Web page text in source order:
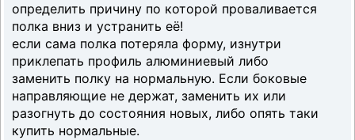
определить причину по которой проваливается
полка вниз и устранить её!
если сама полка потеряла форму, изнутри
приклепать профиль алюминиевый либо
заменить полку на нормальную. Если боковые
направляющие не держат, заменить их или
разогнуть до состояния новых, либо опять таки
купить нормальные.